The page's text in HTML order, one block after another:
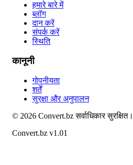
हमारे बारे में
ब्लॉग
दान करें
संपर्क करें
स्थिति
कानूनी
गोपनीयता
शर्तें
सुरक्षा और अनुपालन
© 2026 Convert.bzसर्वाधिकार सुरक्षित।
Convert.bz v1.01